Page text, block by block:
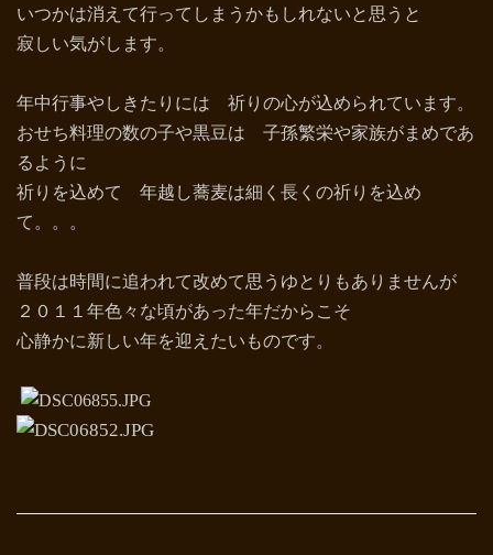
いつかは消えて行ってしまうかもしれないと思うと
寂しい気がします。
年中行事やしきたりには 祈りの心が込められています。
おせち料理の数の子や黒豆は 子孫繁栄や家族がまめであ
るように
祈りを込めて 年越し蕎麦は細く長くの祈りを込め
て。。。
普段は時間に追われて改めて思うゆとりもありませんが
２０１１年色々な頃があった年だからこそ
心静かに新しい年を迎えたいものです。